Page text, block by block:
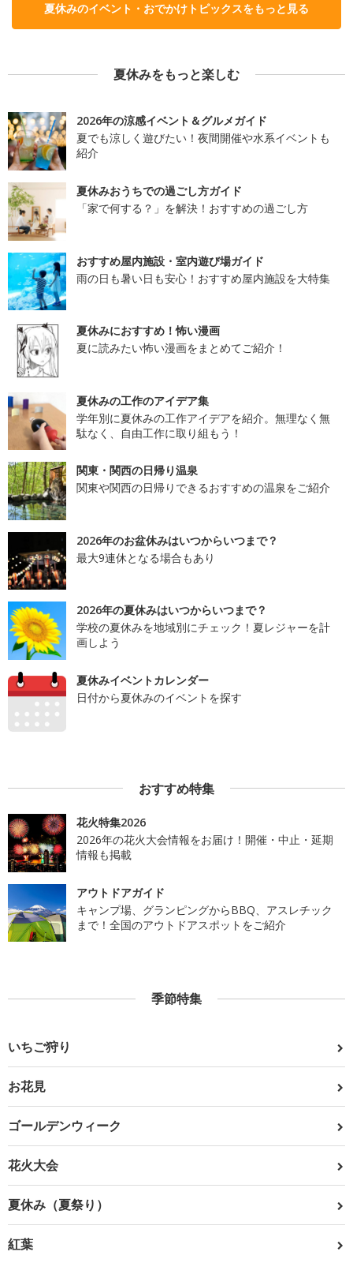
夏休みのイベント・おでかけトピックスをもっと見る
夏休みをもっと楽しむ
2026年の涼感イベント＆グルメガイド
夏でも涼しく遊びたい！夜間開催や水系イベントも
紹介
夏休みおうちでの過ごし方ガイド
「家で何する？」を解決！おすすめの過ごし方
おすすめ屋内施設・室内遊び場ガイド
雨の日も暑い日も安心！おすすめ屋内施設を大特集
夏休みにおすすめ！怖い漫画
夏に読みたい怖い漫画をまとめてご紹介！
夏休みの工作のアイデア集
学年別に夏休みの工作アイデアを紹介。無理なく無
駄なく、自由工作に取り組もう！
関東・関西の日帰り温泉
関東や関西の日帰りできるおすすめの温泉をご紹介
2026年のお盆休みはいつからいつまで？
最大9連休となる場合もあり
2026年の夏休みはいつからいつまで？
学校の夏休みを地域別にチェック！夏レジャーを計
画しよう
夏休みイベントカレンダー
日付から夏休みのイベントを探す
おすすめ特集
花火特集2026
2026年の花火大会情報をお届け！開催・中止・延期
情報も掲載
アウトドアガイド
キャンプ場、グランピングからBBQ、アスレチック
まで！全国のアウトドアスポットをご紹介
季節特集
いちご狩り
お花見
ゴールデンウィーク
花火大会
夏休み（夏祭り）
紅葉